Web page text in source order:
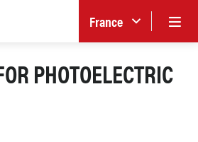
France
PHOTOELECTRIC